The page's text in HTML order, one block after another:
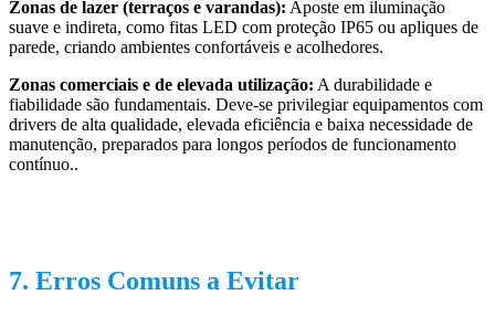
Zonas de lazer (terraços e varandas): Aposte em iluminação
suave e indireta, como fitas LED com proteção IP65 ou apliques de
parede, criando ambientes confortáveis e acolhedores.
Zonas comerciais e de elevada utilização: A durabilidade e
fiabilidade são fundamentais. Deve-se privilegiar equipamentos com
drivers de alta qualidade, elevada eficiência e baixa necessidade de
manutenção, preparados para longos períodos de funcionamento
contínuo..
7. Erros Comuns a Evitar